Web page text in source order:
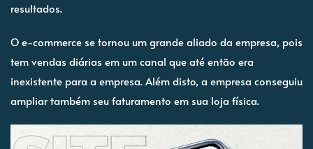
resultados.
O e-commerce se tornou um grande aliado da empresa, pois
tem vendas diárias em um canal que até então era
inexistente para a empresa. Além disto, a empresa conseguiu
ampliar também seu faturamento em sua loja física.